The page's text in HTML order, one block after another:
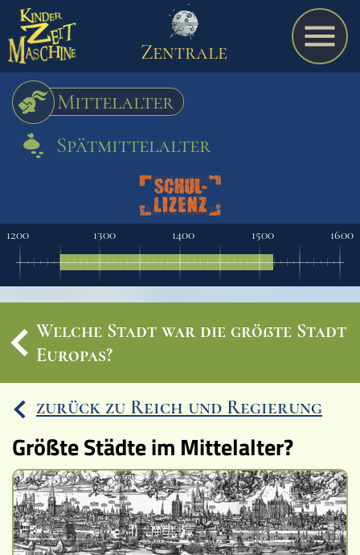
Spiel
A bis Z
Termine
Schulmaterialien
Zentrale
Mittelalter
Spätmittelalter
1200 1300 1400 1500 1600
Ereignisse
Lucys Wissensbox
Karte
Quiz
Memospiel
Welche Stadt war die größte Stadt
Europas?
zurück zu Reich und Regierung
Größte Städte im Mittelalter?